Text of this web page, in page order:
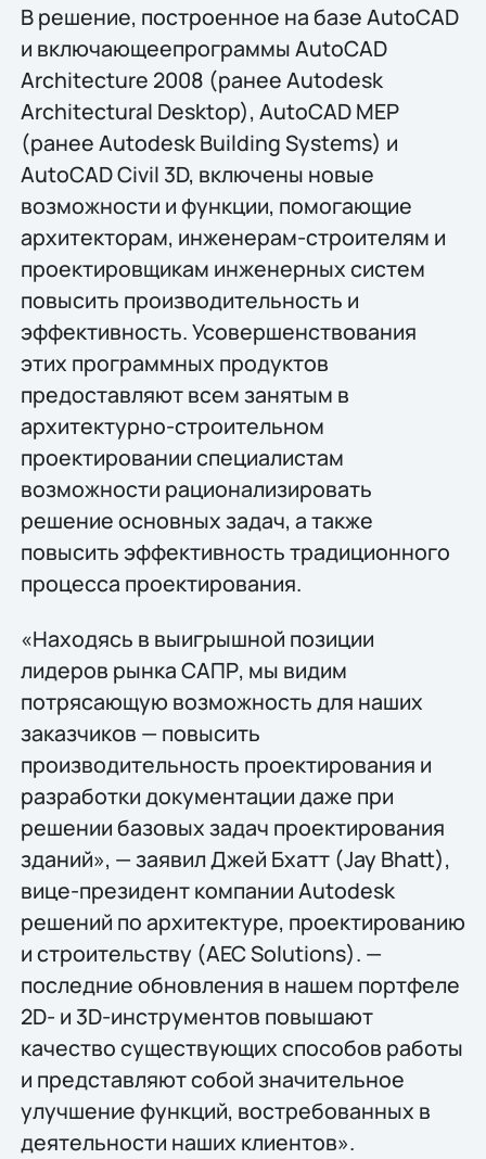
В решение, построенное на базе AutoCAD
и включающеепрограммы AutoCAD
Architecture 2008 (ранее Autodesk
Architectural Desktop), AutoCAD MEP
(ранее Autodesk Building Systems) и
AutoCAD Civil 3D, включены новые
возможности и функции, помогающие
архитекторам, инженерам-строителям и
проектировщикам инженерных систем
повысить производительность и
эффективность. Усовершенствования
этих программных продуктов
предоставляют всем занятым в
архитектурно-строительном
проектировании специалистам
возможности рационализировать
решение основных задач, а также
повысить эффективность традиционного
процесса проектирования.
«Находясь в выигрышной позиции
лидеров рынка САПР, мы видим
потрясающую возможность для наших
заказчиков — повысить
производительность проектирования и
разработки документации даже при
решении базовых задач проектирования
зданий», — заявил Джей Бхатт (Jay Bhatt),
вице-президент компании Autodesk
решений по архитектуре, проектированию
и строительству (АЕС Solutions). —
последние обновления в нашем портфеле
2D- и 3D-инструментов повышают
качество существующих способов работы
и представляют собой значительное
улучшение функций, востребованных в
деятельности наших клиентов».